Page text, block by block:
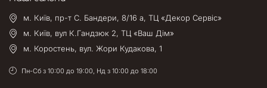
м. Київ, пр-т С. Бандери, 8/16 а, ТЦ «Декор Сервіс»
м. Київ, вул К.Гандзюк 2, ТЦ «Ваш Дім»
м. Коростень, вул. Жори Кудакова, 1
Пн-Сб з 10:00 до 19:00, Нд з 10:00 до 18:00